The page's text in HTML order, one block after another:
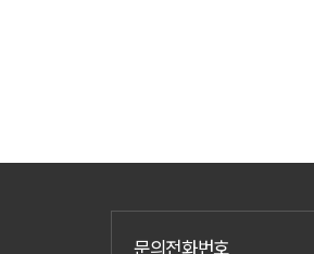
문의전화번호